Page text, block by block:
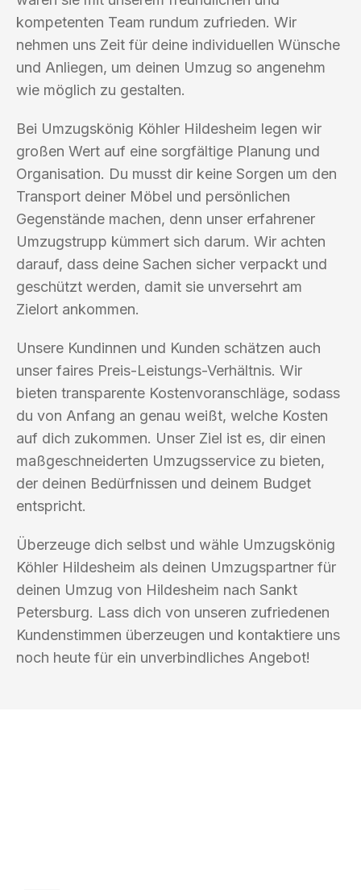
kompetenten Team rundum zufrieden. Wir
nehmen uns Zeit für deine individuellen Wünsche
und Anliegen, um deinen Umzug so angenehm
wie möglich zu gestalten.
Bei Umzugskönig Köhler Hildesheim legen wir
großen Wert auf eine sorgfältige Planung und
Organisation. Du musst dir keine Sorgen um den
Transport deiner Möbel und persönlichen
Gegenstände machen, denn unser erfahrener
Umzugstrupp kümmert sich darum. Wir achten
darauf, dass deine Sachen sicher verpackt und
geschützt werden, damit sie unversehrt am
Zielort ankommen.
Unsere Kundinnen und Kunden schätzen auch
unser faires Preis-Leistungs-Verhältnis. Wir
bieten transparente Kostenvoranschläge, sodass
du von Anfang an genau weißt, welche Kosten
auf dich zukommen. Unser Ziel ist es, dir einen
maßgeschneiderten Umzugsservice zu bieten,
der deinen Bedürfnissen und deinem Budget
entspricht.
Überzeuge dich selbst und wähle Umzugskönig
Köhler Hildesheim als deinen Umzugspartner für
deinen Umzug von Hildesheim nach Sankt
Petersburg. Lass dich von unseren zufriedenen
Kundenstimmen überzeugen und kontaktiere uns
noch heute für ein unverbindliches Angebot!